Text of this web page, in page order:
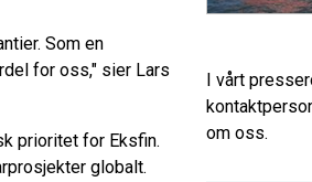
Som en
for oss," sier Lars
prioritet for Eksfin.
globalt.
I vårt
om oss.